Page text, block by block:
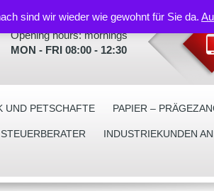
Opening hours: mornings
MON - FRI 08:00 - 12:30
UND PETSCHAFTE PAPIER –
STEUERBERATER INDUSTRIEKUNDEN
sind wir wieder wie gewohnt für Sie da.